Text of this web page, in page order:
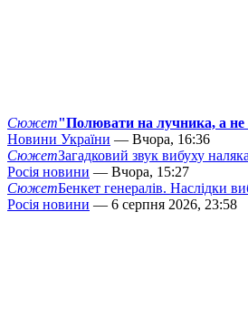
Сюжет"Полювати на лучника, а не
Новини України — Вчора, 16:36
СюжетЗагадковий звук вибуху
Росія новини — Вчора, 15:27
СюжетБенкет генералів. Наслідки
Росія новини — 6 серпня 2026, 23:58